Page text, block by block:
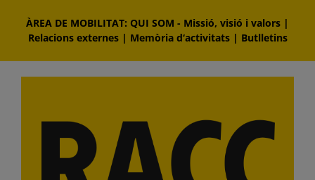
content
ÀREA DE MOBILITAT: QUI SOM - Missió, visió i valors |
Relacions externes| Memòria d‘activitats| Butlletins